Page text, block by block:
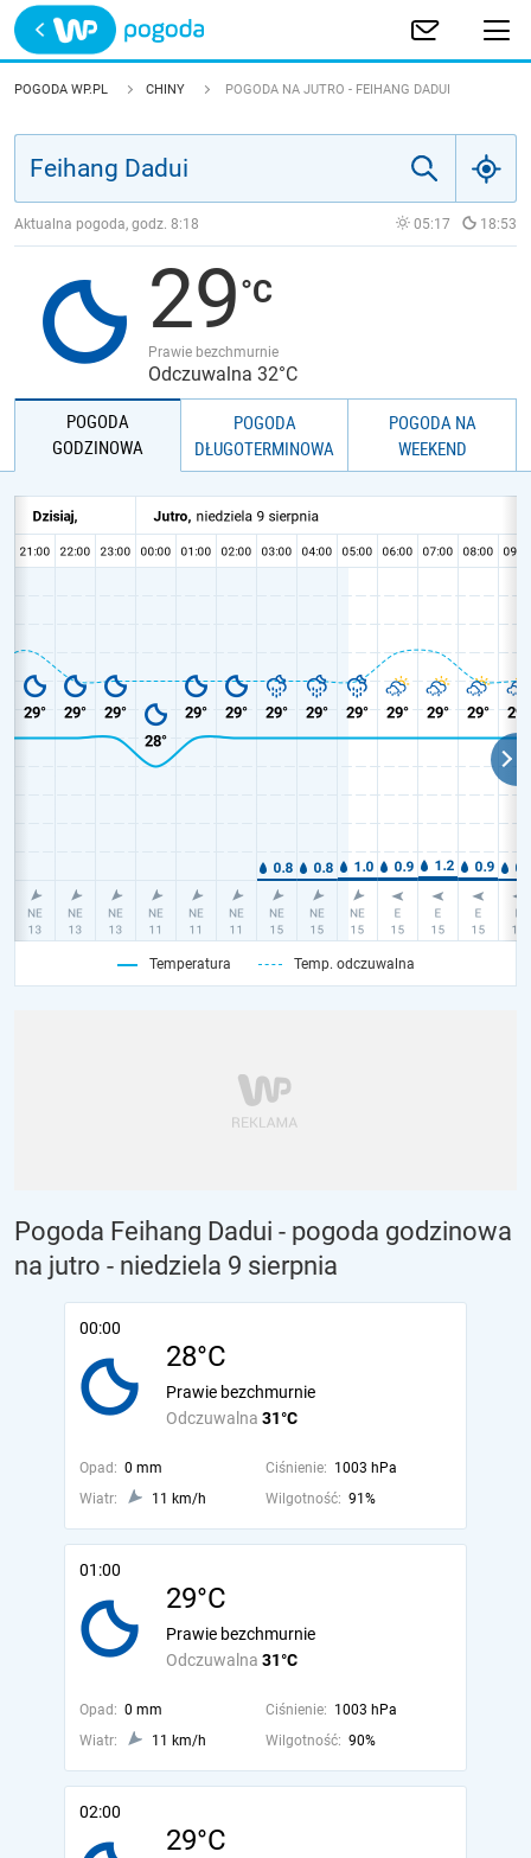
Trwa ładowanie
POLSKA
JAKOŚĆ POWIETRZA
POGODA WP.PL CHINY POGODA NA JUTRO - FEIHANG DADUI
Aktualna pogoda, godz. 8:18 05:17 18:53
29
Prawie bezchmurnie
Odczuwalna 32°C
POGODA
GODZINOWA
POGODA
DŁUGOTERMINOWA
POGODA NA
WEEKEND
Temperatura Temp. odczuwalna
Pogoda Feihang Dadui - pogoda godzinowa
na jutro - niedziela 9 sierpnia
00:00
28°C
Odczuwalna 31°C
Prawie bezchmurnie
Opad: 0 mm Ciśnienie: 1003 hPa
Wiatr:
11 km/h Wilgotność: 91%
01:00
29°C
Odczuwalna 31°C
Prawie bezchmurnie
Opad: 0 mm Ciśnienie: 1003 hPa
Wiatr:
11 km/h Wilgotność: 90%
02:00
29°C